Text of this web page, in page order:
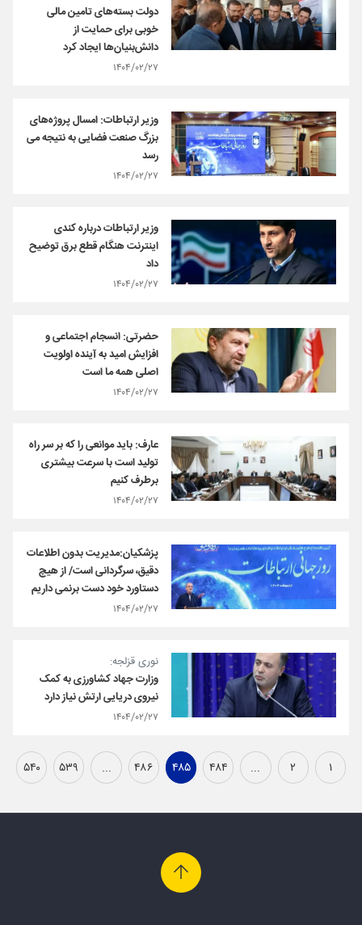
دولت بسته‌های تامین مالی
خوبی برای حمایت از
دانش‌بنیان‌ها ایجاد کرد
۱۴۰۴/۰۲/۲۷
وزیر ارتباطات: امسال پروژه‌های
بزرگ صنعت فضایی به نتیجه می
رسد
۱۴۰۴/۰۲/۲۷
وزیر ارتباطات درباره کندی
اینترنت هنگام قطع برق توضیح
داد
۱۴۰۴/۰۲/۲۷
حضرتی: انسجام اجتماعی و
افزایش امید به آینده اولویت
اصلی همه ما است
۱۴۰۴/۰۲/۲۷
عارف: باید موانعی را که بر سر راه
تولید است با سرعت بیشتری
برطرف کنیم
۱۴۰۴/۰۲/۲۷
پزشکیان:مدیریت بدون اطلاعات
دقیق، سرگردانی است/ از هیچ
دستاورد خود دست برنمی داریم
۱۴۰۴/۰۲/۲۷
نوری قزلجه:
وزارت جهاد کشاورزی به کمک
نیروی دریایی ارتش نیاز دارد
۱۴۰۴/۰۲/۲۷
۱ ۲ ... ۴۸۴ ۴۸۵ ۴۸۶ ... ۵۳۹ ۵۴۰